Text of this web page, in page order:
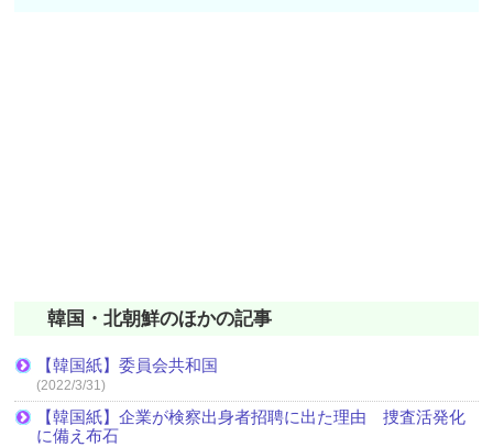
韓国・北朝鮮のほかの記事
【韓国紙】委員会共和国
(2022/3/31)
【韓国紙】企業が検察出身者招聘に出た理由 捜査活発化
に備え布石